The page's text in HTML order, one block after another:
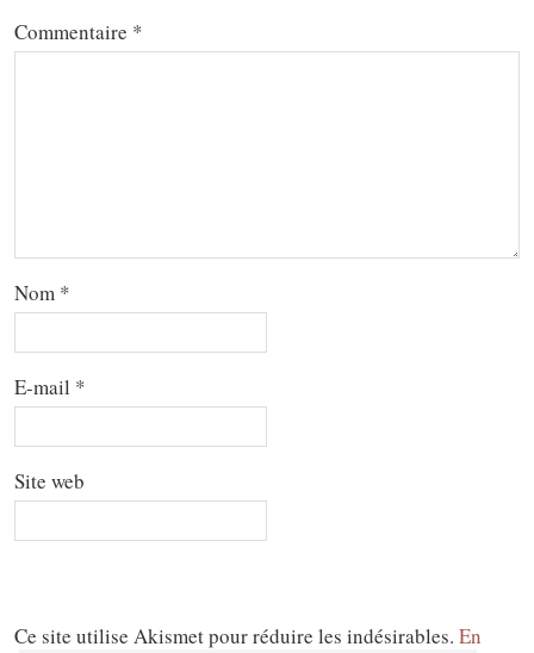
Commentaire *
Nom *
E-mail *
Site web
Ce site utilise Akismet pour réduire les indésirables. En